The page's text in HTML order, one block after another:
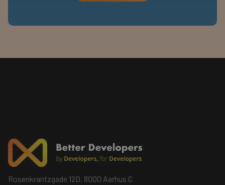
Rosenkrantzgade 12D, 8000 Aarhus C